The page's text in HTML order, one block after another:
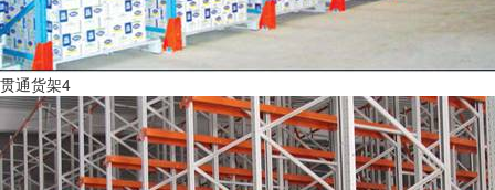
贯通货架4